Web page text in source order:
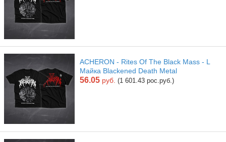
ACHERON - Rites Of The Black Mass - L
Майка Blackened Death Metal
56.05 руб. (1 601.43 рос.руб.)